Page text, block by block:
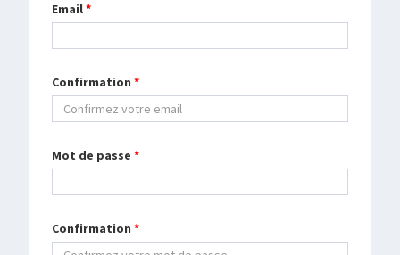
Email*
Confirmation *
Mot de passe *
Confirmation *